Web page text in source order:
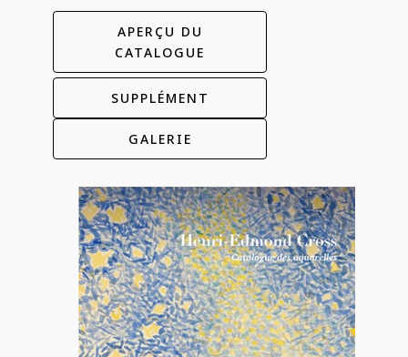
APERÇU DU
CATALOGUE
SUPPLÉMENT
GALERIE